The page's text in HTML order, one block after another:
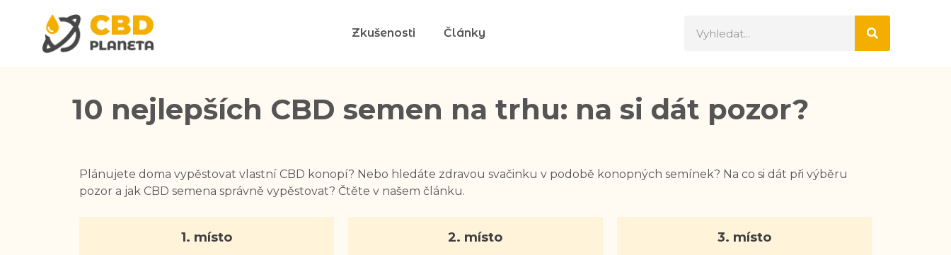
Zkušenosti Články
10 nejlepších CBD semen na trhu: na si dát pozor?
Plánujete doma vypěstovat vlastní CBD konopí? Nebo hledáte zdravou svačinku v podobě konopných semínek? Na co si dát při výběru
pozor a jak CBD semena správně vypěstovat? Čtěte v našem článku.
1. místo 2. místo 3. místo